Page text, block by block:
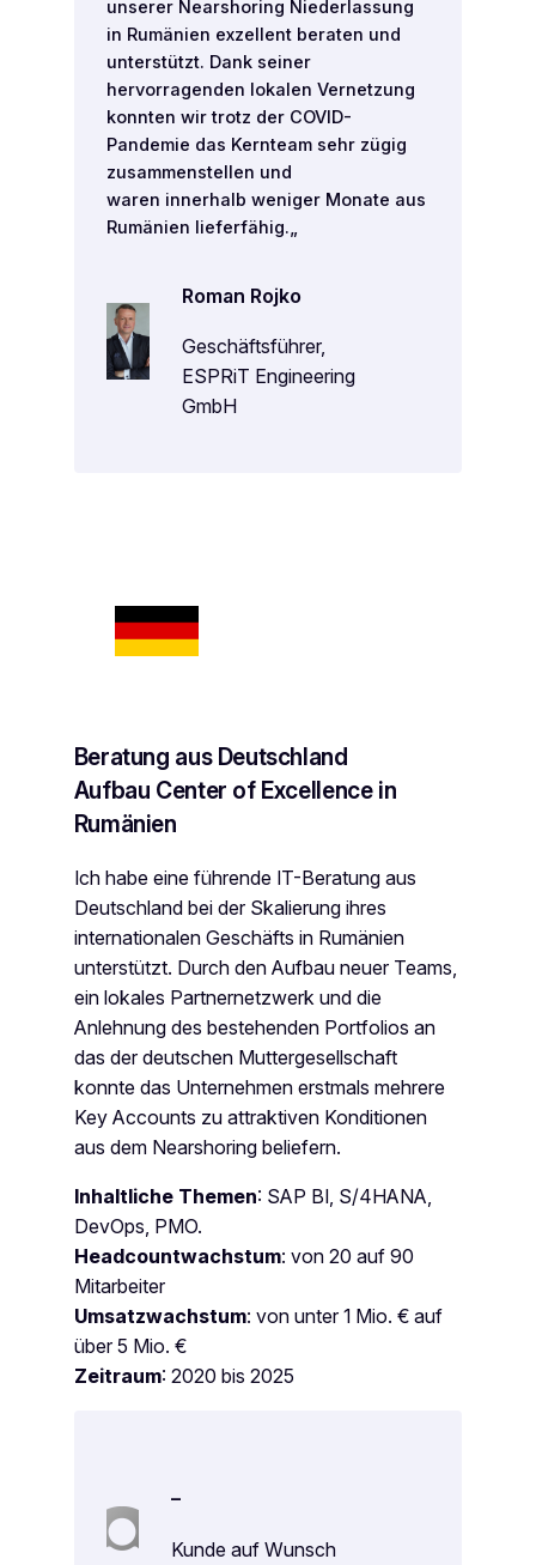
unserer Nearshoring Niederlassung
in Rumänien exzellent beraten und
unterstützt. Dank seiner
hervorragenden lokalen Vernetzung
konnten wir trotz der COVID-
Pandemie das Kernteam sehr zügig
zusammenstellen und
waren innerhalb weniger Monate aus
Rumänien lieferfähig.„
Roman Rojko
Geschäftsführer,
ESPRiT Engineering
GmbH
Beratung aus Deutschland
Aufbau Center of Excellence in
Rumänien
Ich habe eine führende IT-Beratung aus
Deutschland bei der Skalierung ihres
internationalen Geschäfts in Rumänien
unterstützt. Durch den Aufbau neuer Teams,
ein lokales Partnernetzwerk und die
Anlehnung des bestehenden Portfolios an
das der deutschen Muttergesellschaft
konnte das Unternehmen erstmals mehrere
Key Accounts zu attraktiven Konditionen
aus dem Nearshoring beliefern.
Inhaltliche Themen: SAP BI, S/4HANA,
DevOps, PMO.
Headcountwachstum: von 20 auf 90
Mitarbeiter
Umsatzwachstum: von unter 1 Mio. € auf
über 5 Mio. €
Zeitraum: 2020 bis 2025
–
Kunde auf Wunsch